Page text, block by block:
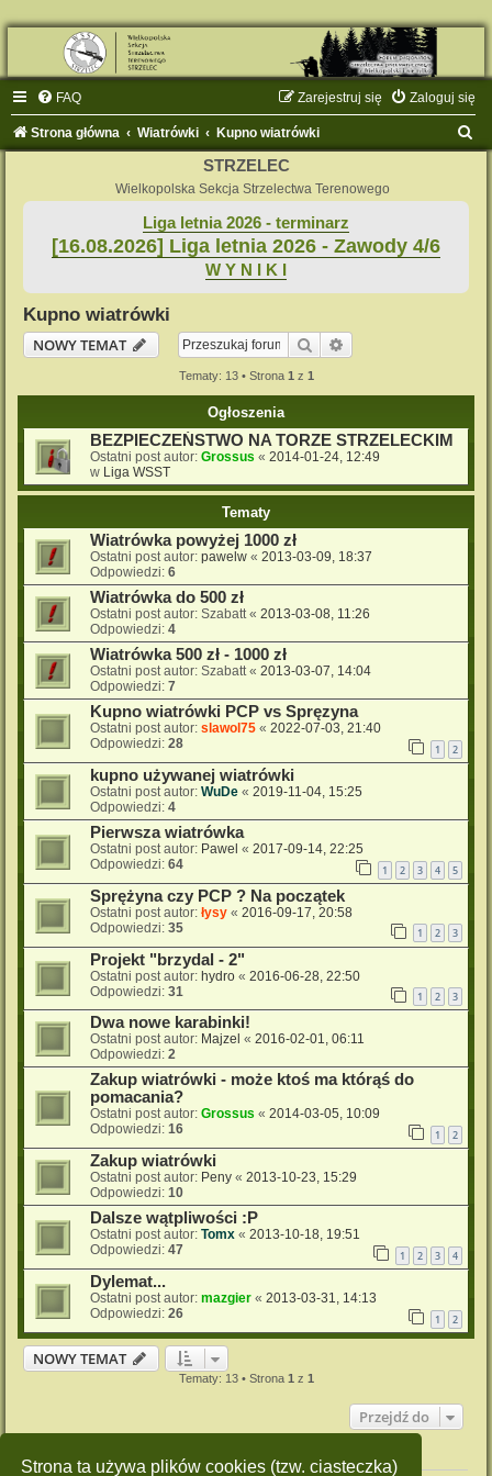
Strona ta używa plików cookies (tzw. ciasteczka)
FAQ Zaloguj się
Zarejestruj się
Strona główna Wiatrówki Kupno wiatrówki
STRZELEC
Wielkopolska Sekcja Strzelectwa Terenowego
Liga letnia 2026 - terminarz
[16.08.2026] Liga letnia 2026 - Zawody 4/6
W Y N I K I
Kupno wiatrówki
NOWY TEMAT
Szukaj
Tematy: 13 • Strona 1 z 1
Ogłoszenia
BEZPIECZEŃSTWO NA TORZE STRZELECKIM
Ostatni post autor: Grossus « 2014-01-24, 12:49
w Liga WSST
Tematy
Wiatrówka powyżej 1000 zł
Ostatni post autor: pawelw « 2013-03-09, 18:37
Odpowiedzi: 6
Wiatrówka do 500 zł
Ostatni post autor: Szabatt« 2013-03-08, 11:26
Odpowiedzi: 4
Wiatrówka 500 zł - 1000 zł
Ostatni post autor: Szabatt« 2013-03-07, 14:04
Odpowiedzi: 7
Kupno wiatrówki PCP vs Spręzyna
Ostatni post autor: slawol75 « 2022-07-03, 21:40
Odpowiedzi: 28 1 2
kupno używanej wiatrówki
Ostatni post autor: WuDe « 2019-11-04, 15:25
Odpowiedzi: 4
Pierwsza wiatrówka
Ostatni post autor: Pawel « 2017-09-14, 22:25
Odpowiedzi: 64 1 2 3 4 5
Sprężyna czy PCP ? Na początek
Ostatni post autor: łysy « 2016-09-17, 20:58
Odpowiedzi: 35 1 2 3
Projekt "brzydal - 2"
Ostatni post autor: hydro « 2016-06-28, 22:50
Odpowiedzi: 31 1 2 3
Dwa nowe karabinki!
Ostatni post autor: Majzel « 2016-02-01, 06:11
Odpowiedzi: 2
Zakup wiatrówki - może ktoś ma którąś do
pomacania?
Ostatni post autor: Grossus « 2014-03-05, 10:09
Odpowiedzi: 16 1 2
Zakup wiatrówki
Ostatni post autor: Peny « 2013-10-23, 15:29
Odpowiedzi: 10
Dalsze wątpliwości :P
Ostatni post autor: Tomx « 2013-10-18, 19:51
Odpowiedzi: 47 1 2 3 4
Dylemat...
Ostatni post autor: mazgier « 2013-03-31, 14:13
Odpowiedzi: 26 1 2
NOWY TEMAT
Tematy: 13 • Strona 1 z 1
Przejdź do
Twoje uprawnienia na tym forum